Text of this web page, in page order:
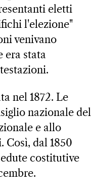
eletti
l'elezione"
venivano
era stata
nel 1872. Le
nazionale del
e allo
Così, dal 1850
costitutive